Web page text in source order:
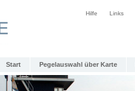
Hilfe Links
Start Pegelauswahl über Karte